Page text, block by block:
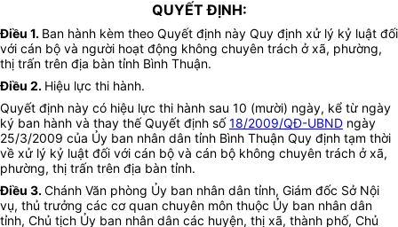
QUYẾT ĐỊNH:
Điều 1. Ban hành kèm theo Quyết định này Quy định xử lý kỷ luật đối
với cán bộ và người hoạt động không chuyên trách ở xã, phường,
thị trấn trên địa bàn tỉnh Bình Thuận.
Điều 2. Hiệu lực thi hành.
Quyết định này có hiệu lực thi hành sau 10 (mười) ngày, kể từ ngày
ký ban hành và thay thế Quyết định số18/2009/QĐ-UBND ngày
25/3/2009 của Ủy ban nhân dân tỉnh Bình Thuận Quy định tạm thời
về xử lý kỷ luật đối với cán bộ và cán bộ không chuyên trách ở xã,
phường, thị trấn trên địa bàn tỉnh.
Điều 3.Chánh Văn phòng Ủy ban nhân dân tỉnh, Giám đốc Sở Nội
vụ, thủ trưởng các cơ quan chuyên môn thuộc Ủy ban nhân dân
tỉnh, Chủ tịch Ủy ban nhân dân các huyện, thị xã, thành phố, Chủ